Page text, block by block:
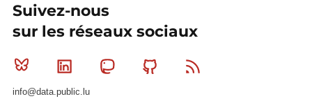
Suivez-nous
sur les réseaux sociaux
Bluesky Linkedin MastodonGithub
info@data.public.lu